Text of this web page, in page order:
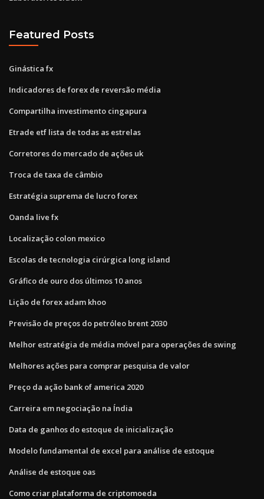
Featured Posts
Ginástica fx
Indicadores de forex de reversão média
Compartilha investimento cingapura
Etrade etf lista de todas as estrelas
Corretores do mercado de ações uk
Troca de taxa de câmbio
Estratégia suprema de lucro forex
Oanda live fx
Localização colon mexico
Escolas de tecnologia cirúrgica long island
Gráfico de ouro dos últimos 10 anos
Lição de forex adam khoo
Previsão de preços do petróleo brent 2030
Melhor estratégia de média móvel para operações de swing
Melhores ações para comprar pesquisa de valor
Preço da ação bank of america 2020
Carreira em negociação na Índia
Data de ganhos do estoque de inicialização
Modelo fundamental de excel para análise de estoque
Análise de estoque oas
Como criar plataforma de criptomoeda